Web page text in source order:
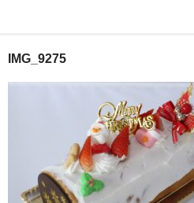
ホーム
ショートケーキ
ショートケーキ12cm(5名様用)
ショートケーキ15cm(8名様用)
IMG_9275